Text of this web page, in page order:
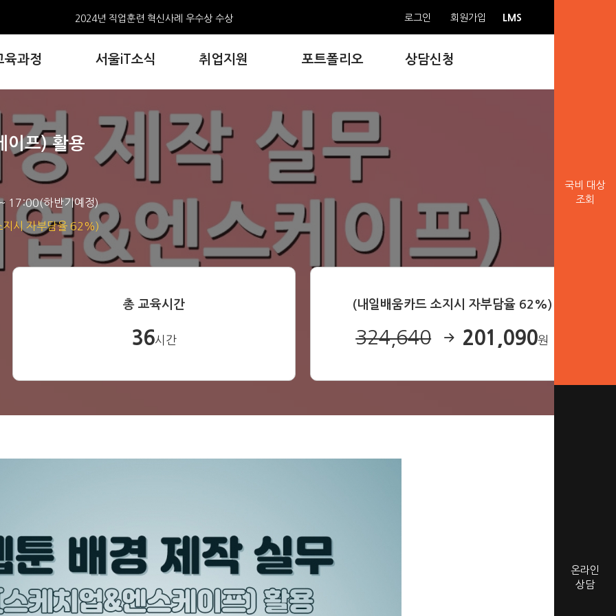
육과정 서울iT소식 취업지원 포트폴리오 상담신청
2024년 직업훈련 혁신사례 우수상 수상
AI와 만난 웹툰, 서울iT아카데미, 포트폴리오 전시회 개최
서울iT아카데미 홍대 수료생, 한국콘텐츠진흥원 창작공모전 3편 선정
로그인 회원가입 LMS
국비 대상
조회
온라인
상담
이프) 활용
17:00(하반기예정)
지시 자부담율 62%)
총 교육시간
36시간
(내일배움카드 소지시 자부담율 62%)
324,640 201,090원